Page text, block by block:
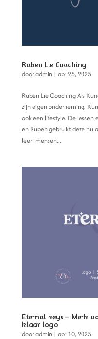
Ruben Lie Coaching
dooradmin| apr 25, 2025
Ruben Lie Coaching Als
zijn eigen onderneming.
ook een lifestyle. De lessen
en Ruben gebruikt deze nu
leert mensen...
Eternal keys – Merk
klaar logo
dooradmin| apr 10, 2025